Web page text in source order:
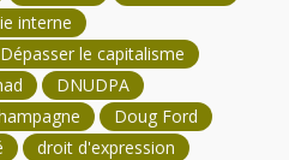
interne
Dépasser le capitalisme
DNUDPA
Doug Ford
droit d'expression